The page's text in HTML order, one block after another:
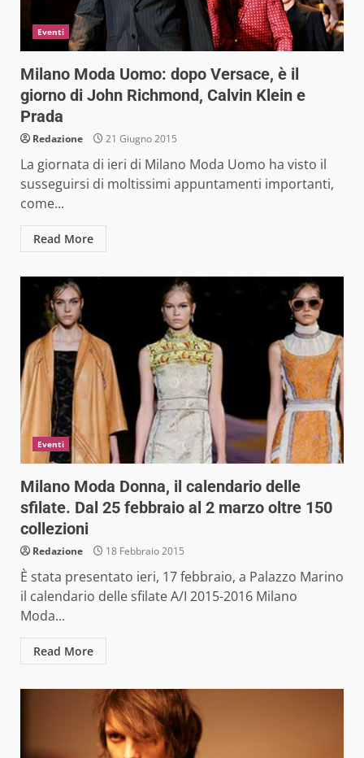
Eventi
Milano Moda Uomo: dopo Versace, è il
giorno di John Richmond, Calvin Klein e
Prada
Redazione 21 Giugno 2015
La giornata di ieri di Milano Moda Uomo ha visto il
susseguirsi di moltissimi appuntamenti importanti,
come...
Read More
Eventi
Milano Moda Donna, il calendario delle
sfilate. Dal 25 febbraio al 2 marzo oltre 150
collezioni
Redazione 18 Febbraio 2015
È stata presentato ieri, 17 febbraio, a Palazzo Marino
il calendario delle sfilate A/I 2015-2016 Milano
Moda...
Read More